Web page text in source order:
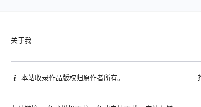
关于我
本站收录作品版权归原作者所有。